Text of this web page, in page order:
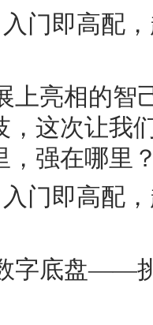
上亮相的智
，这次让我
，强在哪里
字底盘——